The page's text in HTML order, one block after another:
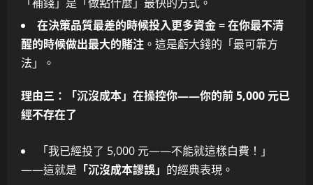
在決策品質最差的時候投入更多資金 = 在你最不清
醒的時候做出最大的賭注 。這是虧大錢的「最可靠方
法」。
理由三：「沉沒成本」在操控你——你的前 5,000 元已
經不存在了
「我已經投了 5,000 元——不能就這樣白費！」
——這就是 「沉沒成本謬誤」 的經典表現。